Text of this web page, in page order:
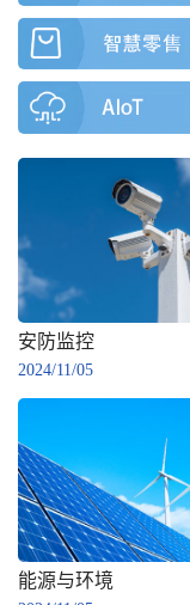
安防监控
2024/11/05
能源与环境